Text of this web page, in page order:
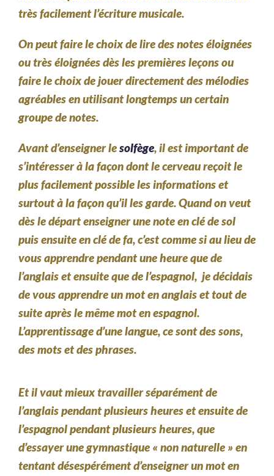
très facilement l’écriture musicale.
On peut faire le choix de lire des notes éloignées
ou très éloignées dès les premières leçons ou
faire le choix dejouer directement des mélodies
agréablesen utilisantlongtempsun certain
groupe de notes.
Avant d’enseigner lesolfège, il est important de
s’intéresser à la façon dont le cerveau reçoit le
plus facilement possible les informations et
surtout à la façon qu’il les garde. Quand on veut
dès le départ enseigner une note en clé de sol
puis ensuite en clé de fa, c’est comme si au lieu de
vous apprendre pendant une heure que de
l’anglais et ensuite que de l’espagnol, je décidais
de vous apprendre un mot en anglais et tout de
suite après le même mot en espagnol.
L’apprentissage d’une langue, ce sont des sons,
des mots et des phrases.
Et il vaut mieux travailler séparément de
l’anglais pendant plusieurs heures et ensuite de
l’espagnol pendant plusieurs heures, que
d’essayer une gymnastique « non naturelle » en
tentant désespérément d’enseigner un mot en